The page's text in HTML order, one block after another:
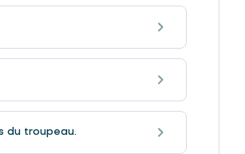
du troupeau.